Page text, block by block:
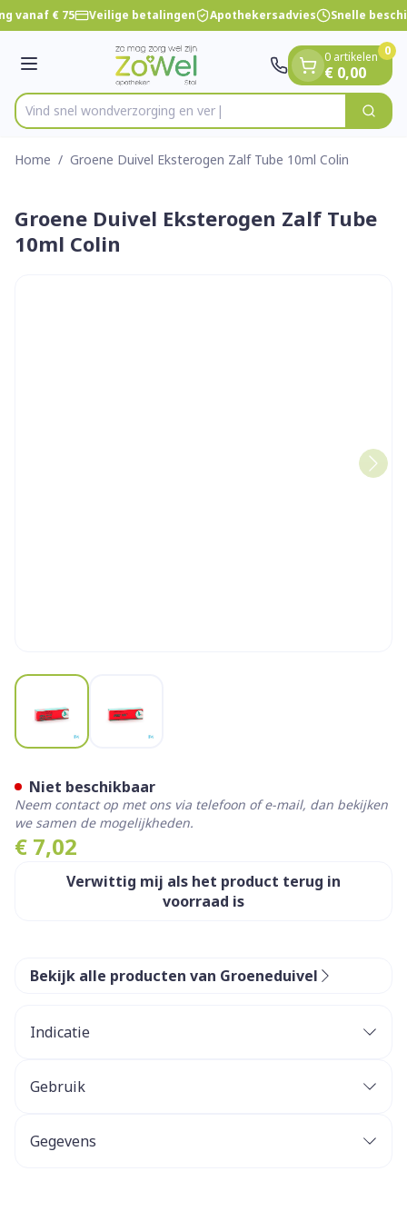
Ga naar de inhoud
1 van 1
vanaf € 75 Veilige betalingen Apothekersadvies Snelle
Menu
Product, merk, categorie...
Vind snel wondverzorgin Zoek
0 artikelen
€ 0,00
0
Home / Groene Duivel Eksterogen Zalf Tube 10ml Colin
Groene Duivel Eksterogen Zalf Tube
10ml Colin
View larger image
€ 7,02
Verwittig mij als het product terug in
voorraad is
Niet beschikbaar
Neem contact op met ons via telefoon of e-mail, dan bekijken
we samen de mogelijkheden.
Bekijk alle producten van Groeneduivel
Indicatie
Gebruik
Gegevens